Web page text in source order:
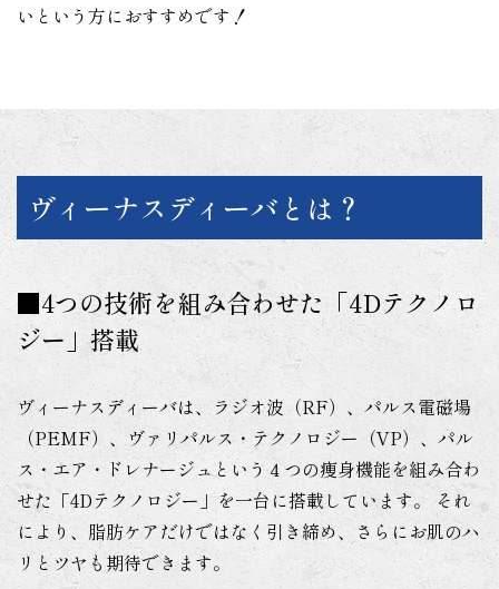
いという方におすすめです！
ヴィーナスディーバとは？
■4つの技術を組み合わせた「4Dテクノロ
ジー」搭載
ヴィーナスディーバは、ラジオ波（RF）、パルス電磁場
（PEMF）、ヴァリパルス・テクノロジー（VP）、パル
ス・エア・ドレナージュという４つの痩身機能を組み合わ
せた「4Dテクノロジー」を一台に搭載しています。 それ
により、脂肪ケアだけではなく引き締め、さらにお肌のハ
リとツヤも期待できます。